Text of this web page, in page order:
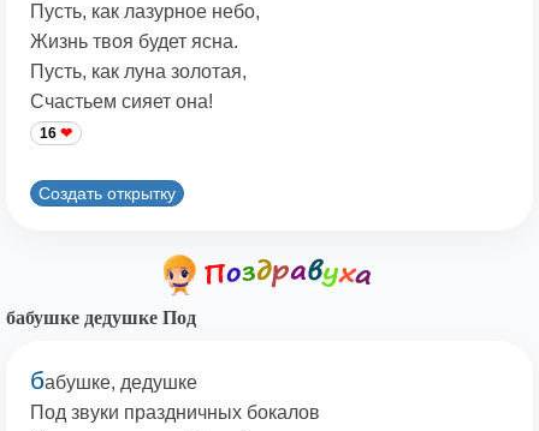
Пусть, как лазурное небо,
Жизнь твоя будет ясна.
Пусть, как луна золотая,
Счастьем сияет она!
16
Создать открытку
бабушке дедушке Под
бабушке, дедушке
Под звуки праздничных бокалов